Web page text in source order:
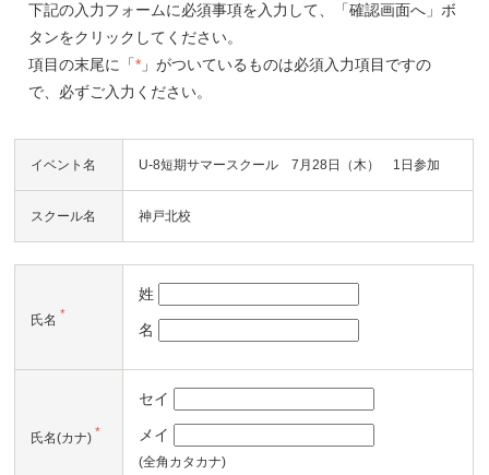
下記の入力フォームに必須事項を入力して、「確認画面へ」ボ
タンをクリックしてください。
項目の末尾に「* 」がついているものは必須入力項目ですの
で、必ずご入力ください。
イベント名 U-8短期サマースクール 7月28日（木） 1日参加
スクール名 神戸北校
氏名 *
姓
名
氏名(カナ) *
セイ
メイ
(全角カタカナ)